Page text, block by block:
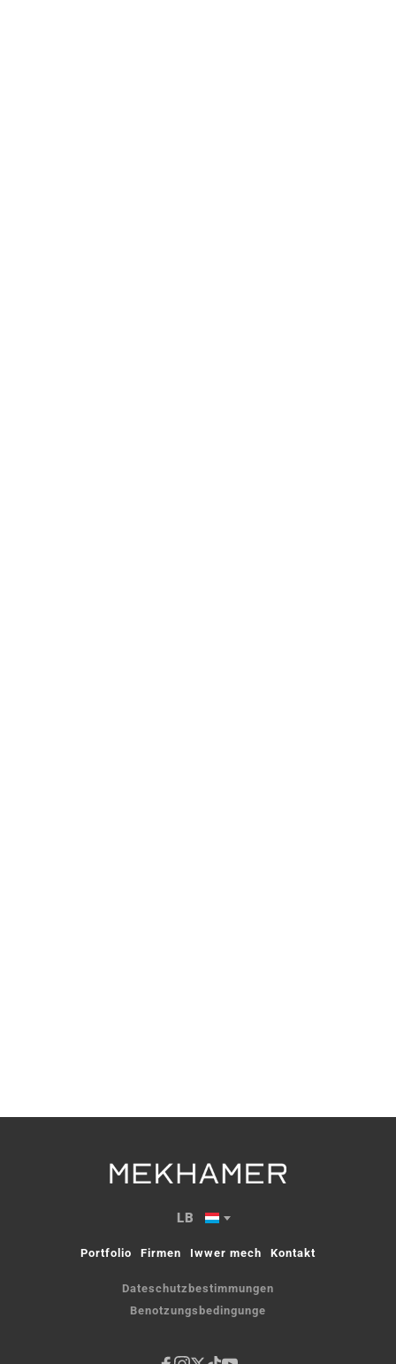
LB
Portfolio Firmen Iwwer mech Kontakt
Dateschutzbestimmungen
Benotzungsbedingunge